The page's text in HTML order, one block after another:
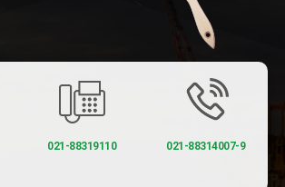
021-88314007-9
021-88319110